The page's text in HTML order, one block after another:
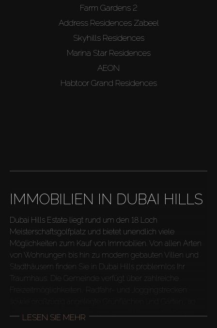
Farm Gardens 2
Address Residences Zabeel
Skyhills Residences
Marina Star Residences
AEON
Habtoor Grand Residences
IMMOBILIEN IN DUBAI HILLS
Dubai Hills Estate liegt rund um den 18 Loch
Meisterschaftsgolfplatz und bietet unendlich viele
Möglichkeiten zum Kauf von Immobilien. Von allen Arten
von Wohnungen bis hin zu modern gebauten Villen und
Stadthäusern finden Sie in Dubai Hills problemlos Ihr
Traumhaus. Die Gemeinde verfügt über zahlreiche
Freizeitmöglichkeiten, Radfahr- und Joggingstrecken
dass die Bewohner einen gesunden Lebensstil pflegen
LESEN SIE MEHR